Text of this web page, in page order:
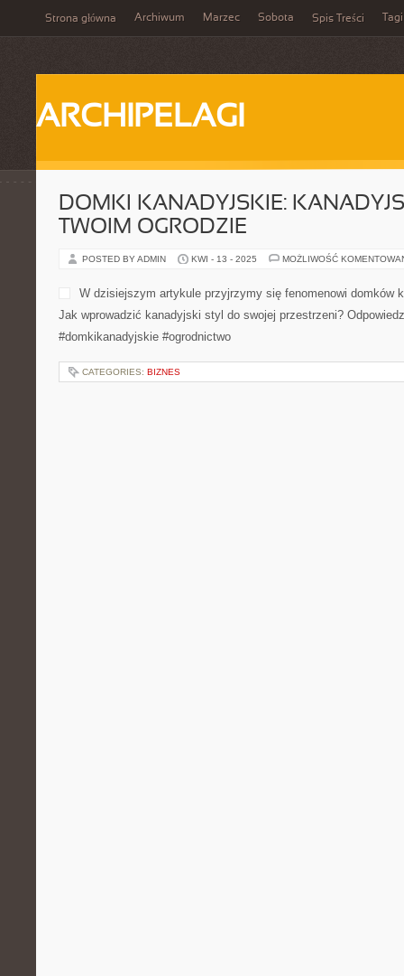
Strona główna Archiwum Marzec Sobota Spis Treści Tagi
ARCHIPELAGI
DOMKI KANADYJSKIE:
TWOIM OGRODZIE
POSTED BY ADMIN KWI - 13 - 2025 MOŻLIWOŚĆ
W dzisiejszym artykule przyjrzymy się fenomenowi domków
Jak wprowadzić kanadyjski styl do swojej przestrzeni?
#domkikanadyjskie #ogrodnictwo
CATEGORIES: BIZNES